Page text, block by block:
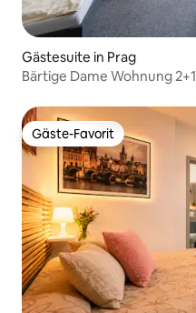
Gästesuite in Prag
Bärtige Dame Wohnung 2+1 Playstation Parkplatz
Gäste-Favorit
Gäste-Favorit